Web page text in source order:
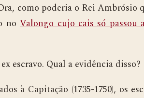
como poderia o Rei Ambrósio
noValongo cujo cais só passou
Qual a evidência disso?
Capitação (1735-1750), os